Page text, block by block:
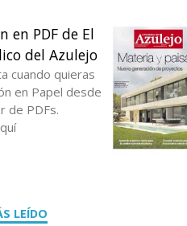
en PDF de El
del Azulejo
cuando quieras
en Papel desde
de PDFs.
LEÍDO